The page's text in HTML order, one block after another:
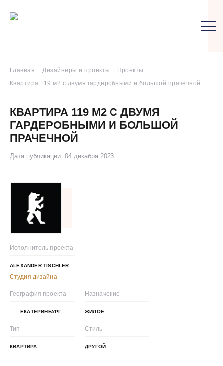
Главная Дизайнеры и проекты
Проекты
Квартира 119 м2 с двумя гардеробными и большой прачечной
КВАРТИРА 119 М2 С ДВУМЯ
ГАРДЕРОБНЫМИ И БОЛЬШОЙ
ПРАЧЕЧНОЙ
Дата публикации: 04 декабря 2023
Исполнитель проекта
ALEXANDER TISCHLER
Студия дизайна
География проекта
ЕКАТЕРИНБУРГ
Назначение
ЖИЛОЕ
Тип
КВАРТИРА
Стиль
ДРУГОЙ